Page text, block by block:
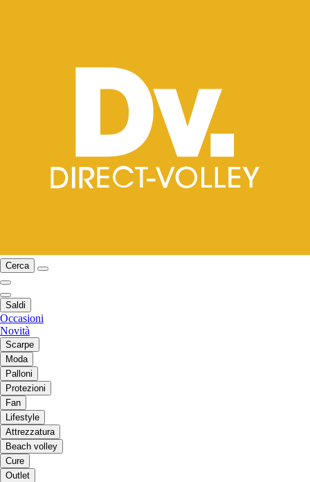
Cerca
Saldi
Occasioni
Novità
Scarpe
Moda
Palloni
Protezioni
Fan
Lifestyle
Attrezzatura
Beach volley
Cure
Outlet